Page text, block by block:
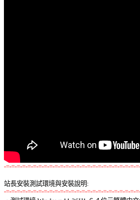
-=-=-=-=-=-=-=-=-=-=-=-=-=-=-=-=-=-=-=-=-=-=-=-=-
站長安裝測試環境與安裝說明:
-=-=-=-=-=-=-=-=-=-=-=-=-=-=-=-=-=-=-=-=-=-=-=-=-